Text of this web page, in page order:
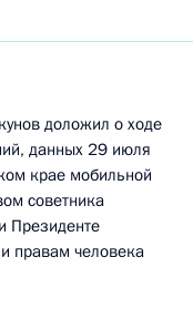
доложил о ходе
данных 29 июля
крае мобильной
советника
Президенте
правам человека